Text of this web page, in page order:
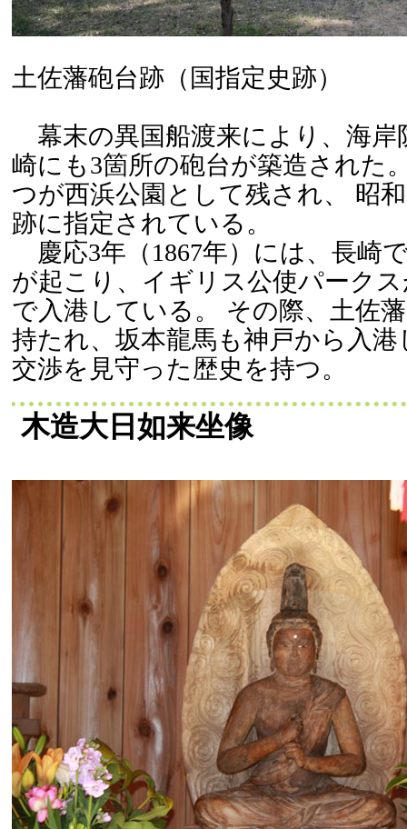
土佐藩砲台跡（国指定史跡）
幕末の異国船渡来により、海岸
崎にも3箇所の砲台が築造された
つが西浜公園として残され、 昭
跡に指定されている。
慶応3年（1867年）には、長崎
が起こり、イギリス公使パーク
で入港している。 その際、土佐
持たれ、坂本龍馬も神戸から入
交渉を見守った歴史を持つ。
木造大日如来坐像